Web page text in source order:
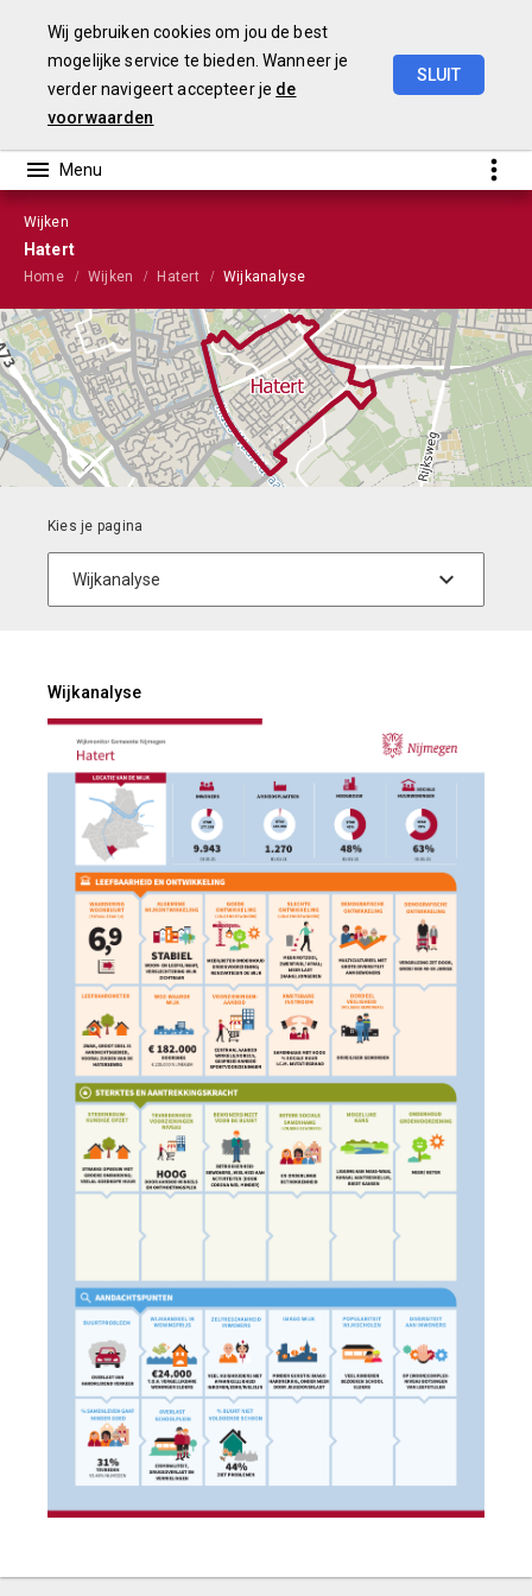
Wij gebruiken cookies om jou de best
mogelijke service te bieden. Wanneer je
verder navigeert accepteer je de
voorwaarden
SLUIT
Wijken
Hatert
Home Wijken Hatert Wijkanalyse
Wijkanalyse